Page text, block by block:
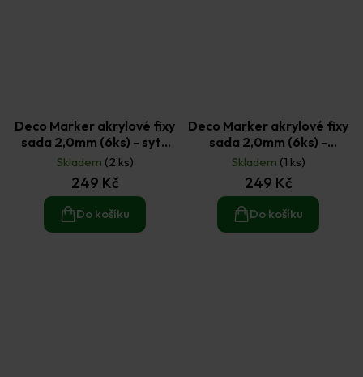
Deco Marker akrylové fixy
sada 2,0mm (6ks) - syté
odstíny
Skladem (2 ks)
249 Kč
Do košíku
Deco Marker akrylové fixy
sada 2,0mm (6ks) -
základní odstíny
Skladem (1 ks)
249 Kč
Do košíku